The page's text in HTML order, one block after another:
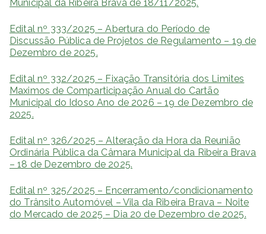
Municipal da Ribeira Brava de 18/11/2025.
Edital nº 333/2025 – Abertura do Período de
Discussão Pública de Projetos de Regulamento – 19 de
Dezembro de 2025.
Edital nº 332/2025 – Fixação Transitória dos Limites
Maximos de Comparticipação Anual do Cartão
Municipal do Idoso Ano de 2026 – 19 de Dezembro de
2025.
Edital nº 326/2025 – Alteração da Hora da Reunião
Ordinária Pública da Câmara Municipal da Ribeira Brava
– 18 de Dezembro de 2025.
Edital nº 325/2025 – Encerramento/condicionamento
do Trânsito Automóvel – Vila da Ribeira Brava – Noite
do Mercado de 2025 – Dia 20 de Dezembro de 2025.